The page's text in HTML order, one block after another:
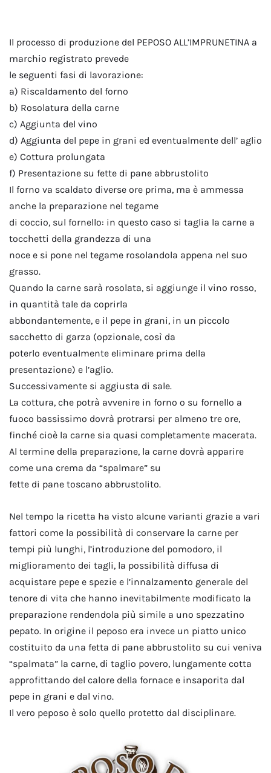
Il processo di produzione del PEPOSO ALL’IMPRUNETINA a
marchio registrato prevede
le seguenti fasi di lavorazione:
a) Riscaldamento del forno
b) Rosolatura della carne
c) Aggiunta del vino
d) Aggiunta del pepe in grani ed eventualmente dell’ aglio
e) Cottura prolungata
f) Presentazione su fette di pane abbrustolito
Il forno va scaldato diverse ore prima, ma è ammessa
anche la preparazione nel tegame
di coccio, sul fornello: in questo caso si taglia la carne a
tocchetti della grandezza di una
noce e si pone nel tegame rosolandola appena nel suo
grasso.
Quando la carne sarà rosolata, si aggiunge il vino rosso,
in quantità tale da coprirla
abbondantemente, e il pepe in grani, in un piccolo
sacchetto di garza (opzionale, così da
poterlo eventualmente eliminare prima della
presentazione) e l’aglio.
Successivamente si aggiusta di sale.
La cottura, che potrà avvenire in forno o su fornello a
fuoco bassissimo dovrà protrarsi per almeno tre ore,
finché cioè la carne sia quasi completamente macerata.
Al termine della preparazione, la carne dovrà apparire
come una crema da “spalmare” su
fette di pane toscano abbrustolito.
Nel tempo la ricetta ha visto alcune varianti grazie a vari
fattori come la possibilità di conservare la carne per
tempi più lunghi, l’introduzione del pomodoro, il
miglioramento dei tagli, la possibilità diffusa di
acquistare pepe e spezie e l’innalzamento generale del
tenore di vita che hanno inevitabilmente modificato la
preparazione rendendola più simile a uno spezzatino
pepato. In origine il peposo era invece un piatto unico
costituito da una fetta di pane abbrustolito su cui veniva
“spalmata” la carne, di taglio povero, lungamente cotta
approfittando del calore della fornace e insaporita dal
pepe in grani e dal vino.
Il vero peposo è solo quello protetto dal disciplinare.